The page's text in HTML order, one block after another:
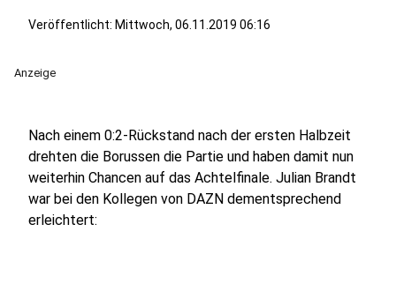
Veröffentlicht: Mittwoch, 06.11.2019 06:16
Anzeige
Nach einem 0:2-Rückstand nach der ersten Halbzeit
drehten die Borussen die Partie und haben damit nun
weiterhin Chancen auf das Achtelfinale. Julian Brandt
war bei den Kollegen von DAZN dementsprechend
erleichtert: